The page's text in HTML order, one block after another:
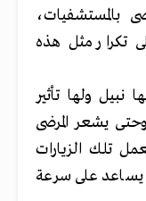
بالمستشفيات،
تكرار مثل هذه
ولها تأثير
يشعر المرضى
تلك الزيارات
يساعد على سرعة